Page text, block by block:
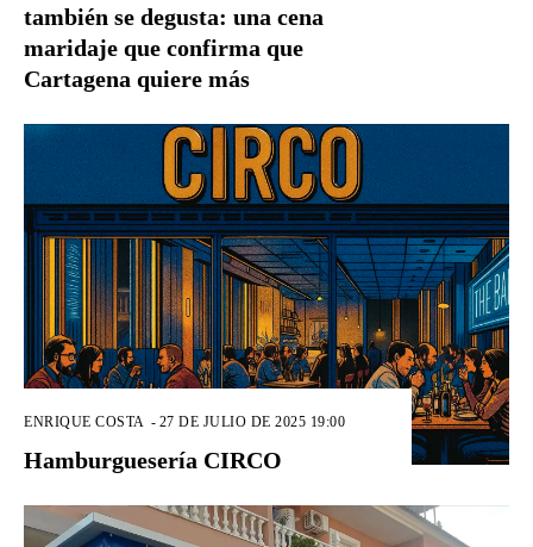
también se degusta: una cena
maridaje que confirma que
Cartagena quiere más
ENRIQUE COSTA - 27 DE JULIO DE 2025 19:00
Hamburguesería CIRCO